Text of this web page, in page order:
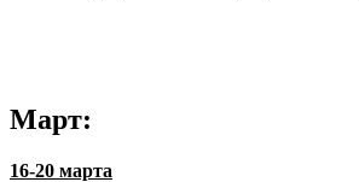
Март:
16-20 марта